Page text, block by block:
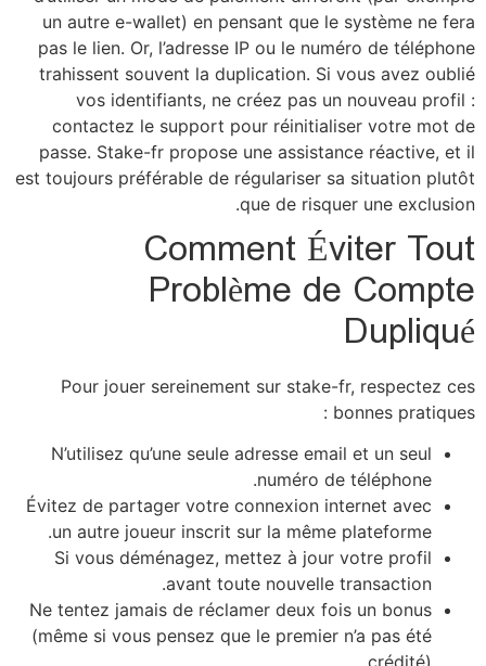
un
pas le
est
Évitez
Si
Ne
(même